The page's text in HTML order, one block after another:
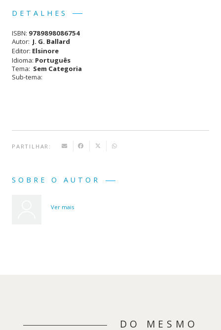
19,45 €.
DETALHES
ISBN: 9789898086754
Autor: J. G. Ballard
Editor: Elsinore
Idioma: Português
Tema: Sem Categoria
Sub-tema:
PARTILHAR:
SOBRE O AUTOR
Ver mais
DO MESMO